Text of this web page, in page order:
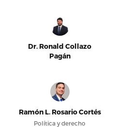
Dr. Ronald Collazo
Pagán
Ramón L. Rosario Cortés
Política y derecho